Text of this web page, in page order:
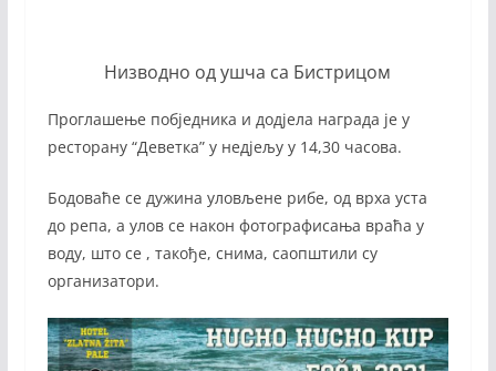
Низводно од ушча са Бистрицом
Проглашење побједника и додјела награда је у
ресторану “Деветка” у недјељу у 14,30 часова.
Бодоваће се дужина уловљене рибе, од врха уста
до репа, а улов се након фотографисања враћа у
воду, што се , такође, снима, саопштили су
организатори.